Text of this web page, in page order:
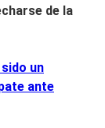
de la
sido un
ante